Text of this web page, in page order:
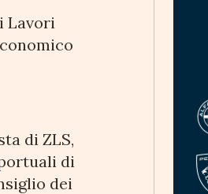
Lavori
di ZLS,
di
dei